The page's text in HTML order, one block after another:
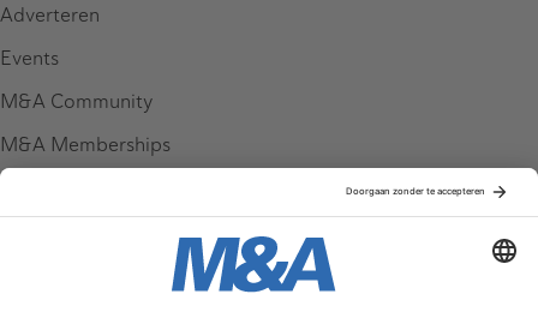
Adverteren
Events
M&A Community
M&A Memberships